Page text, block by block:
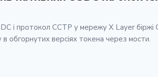
і протокол CCTP у мережу X Layer біржі
обгорнутих версіях токена через мости.